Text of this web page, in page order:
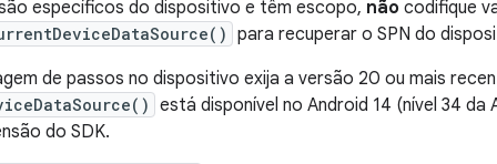
específicos do dispositivo e têm escopo, não codifique
para recuperar o SPN do
de passos no dispositivo exija a versão 20 ou mais
está disponível no Android 14 (nível 34 da
do SDK.